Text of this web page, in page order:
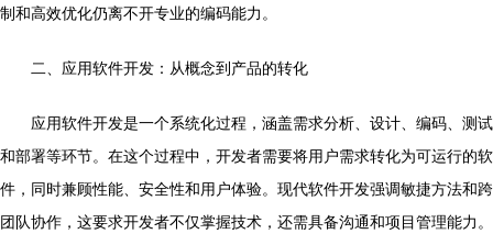
制和高效优化仍离不开专业的编码能力。
二、应用软件开发：从概念到产品的转化
应用软件开发是一个系统化过程，涵盖需求分析、设计、编码、测试
和部署等环节。在这个过程中，开发者需要将用户需求转化为可运行的软
件，同时兼顾性能、安全性和用户体验。现代软件开发强调敏捷方法和跨
团队协作，这要求开发者不仅掌握技术，还需具备沟通和项目管理能力。